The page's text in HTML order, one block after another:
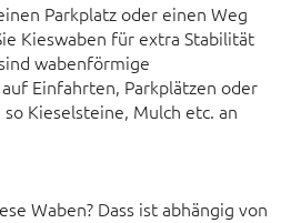
Parkplatz oder einen Weg
Kieswaben für extra Stabilität
wabenförmige
Einfahrten, Parkplätzen oder
Kieselsteine, Mulch etc. an
Waben? Dass ist abhängig von